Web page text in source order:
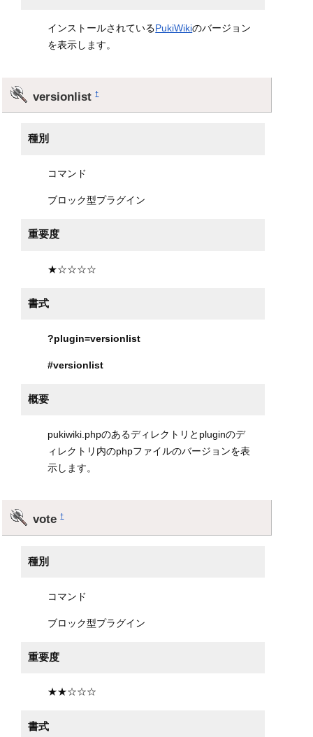
インストールされているPukiWikiのバージョン
を表示します。
versionlist†
種別
コマンド
ブロック型プラグイン
重要度
★☆☆☆☆
書式
?plugin=versionlist
#versionlist
概要
pukiwiki.phpのあるディレクトリとpluginのデ
ィレクトリ内のphpファイルのバージョンを表
示します。
vote†
種別
コマンド
ブロック型プラグイン
重要度
★★☆☆☆
書式